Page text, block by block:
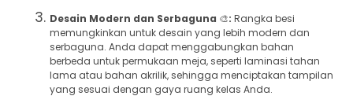
Desain Modern dan Serbaguna 🎨: Rangka besi
memungkinkan untuk desain yang lebih modern dan
serbaguna. Anda dapat menggabungkan bahan
berbeda untuk permukaan meja, seperti laminasi tahan
lama atau bahan akrilik, sehingga menciptakan tampilan
yang sesuai dengan gaya ruang kelas Anda.